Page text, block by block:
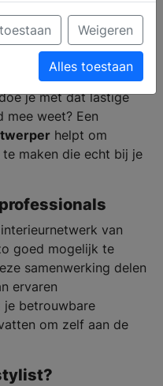
kan best een uitdaging
samen? Hoe deel je
je met dat lastige
mee weet? Een
helpt om
maken die echt bij je
van
goed mogelijk te
samenwerking delen
ervaren
je betrouwbare
om zelf aan de
Weigeren
Alles toestaan